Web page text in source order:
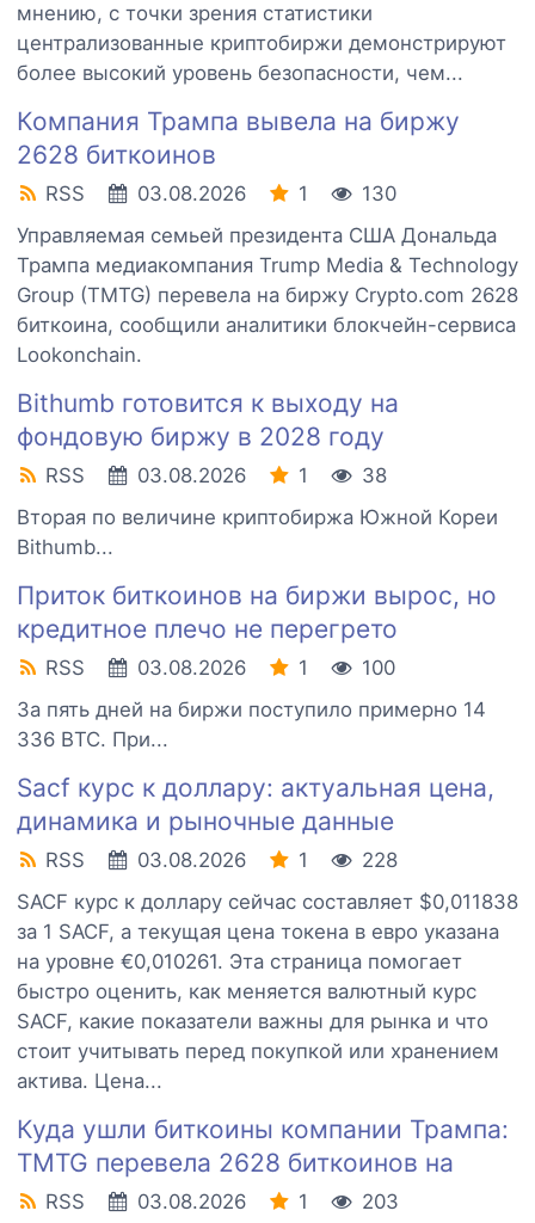
мнению, с точки зрения статистики
централизованные криптобиржи демонстрируют
более высокий уровень безопасности, чем...
Компания Трампа вывела на биржу
2628 биткоинов
RSS 03.08.2026 1
130
Управляемая семьей президента США Дональда
Трампа медиакомпания Trump Media & Technology
Group (TMTG) перевела на биржу Crypto.com 2628
биткоина, сообщили аналитики блокчейн-сервиса
Lookonchain.
Bithumb готовится к выходу на
фондовую биржу в 2028 году
RSS 03.08.2026 1
38
Вторая по величине криптобиржа Южной Кореи
Bithumb...
Приток биткоинов на биржи вырос, но
кредитное плечо не перегрето
RSS 03.08.2026 1
100
За пять дней на биржи поступило примерно 14
336 BTC. При...
Sacf курс к доллару: актуальная цена,
динамика и рыночные данные
RSS 03.08.2026 1
228
SACF курс к доллару сейчас составляет $0,011838
за 1 SACF, а текущая цена токена в евро указана
на уровне €0,010261. Эта страница помогает
быстро оценить, как меняется валютный курс
SACF, какие показатели важны для рынка и что
стоит учитывать перед покупкой или хранением
актива. Цена...
Куда ушли биткоины компании Трампа:
TMTG перевела 2628 биткоинов на
RSS 03.08.2026 1 203